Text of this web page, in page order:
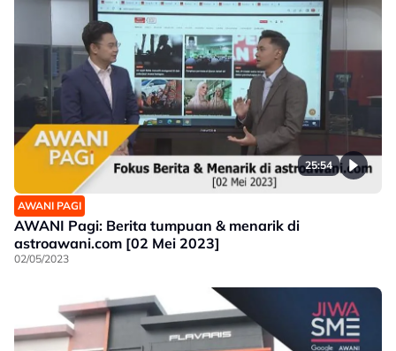
25:54
AWANI PAGI
AWANI Pagi: Berita tumpuan & menarik di
astroawani.com [02 Mei 2023]
02/05/2023